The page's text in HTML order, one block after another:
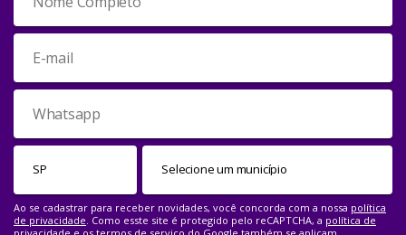
Ao se cadastrar para receber novidades, você concorda com a nossa política
de privacidade. Como esste site é protegido pelo reCAPTCHA, a política de